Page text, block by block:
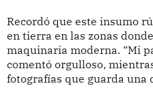
Recordó que este insumo
en tierra en las zonas
maquinaria moderna. “Mi
comentó orgulloso,
fotografías que guarda una